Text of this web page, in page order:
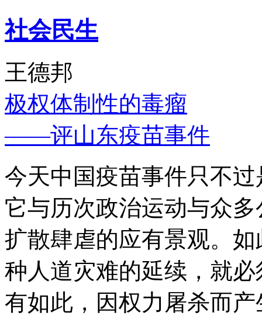
社会民生
王德邦
极权体制性的毒瘤
——评山东疫苗事件
今天中国疫苗事件只不
它与历次政治运动与众
扩散肆虐的应有景观。
种人道灾难的延续，就
有如此，因权力屠杀而